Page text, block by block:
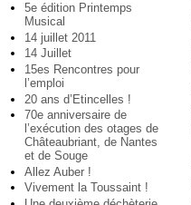
5e édition Printemps
Musical
14 juillet 2011
14 Juillet
15es Rencontres pour
l’emploi
20 ans d’Etincelles !
70e anniversaire de
l’exécution des otages de
Châteaubriant, de Nantes
et de Souge
Allez Auber !
Vivement la Toussaint !